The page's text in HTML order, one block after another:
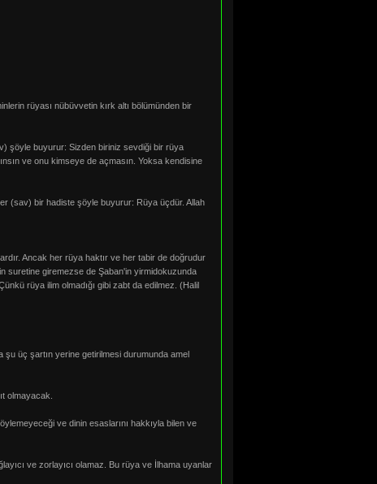
rüyası nübüvvetin kırk altı bölümünden bir
şöyle buyurur: Sizden biriniz sevdiği bir rüya
ve onu kimseye de açmasın. Yoksa kendisine
(sav) bir hadiste şöyle buyurur: Rüya üçdür. Allah
Ancak her rüya haktır ve her tabir de doğrudur
suretine giremezse de Şaban'in yirmidokuzunda
rüya ilim olmadığı gibi zabt da edilmez. (Halil
şu üç şartın yerine getirilmesi durumunda amel
olmayacak.
ve dinin esaslarını hakkıyla bilen ve
ve zorlayıcı olamaz. Bu rüya ve İlhama uyanlar